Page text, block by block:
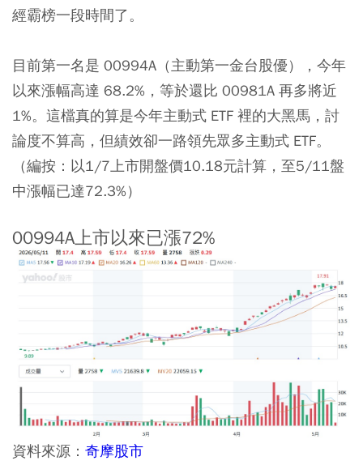
經霸榜一段時間了。
目前第一名是 00994A （主動第一金台股優），今年
以來漲幅高達 68.2%，等於還比 00981A 再多將近
1%。這檔真的算是今年主動式 ETF 裡的大黑馬，討
論度不算高，但績效卻一路領先眾多主動式 ETF。
（編按：以1/7上市開盤價10.18元計算，至5/11盤
中漲幅已達72.3%）
00994A上市以來已漲72%
資料來源： 奇摩股市